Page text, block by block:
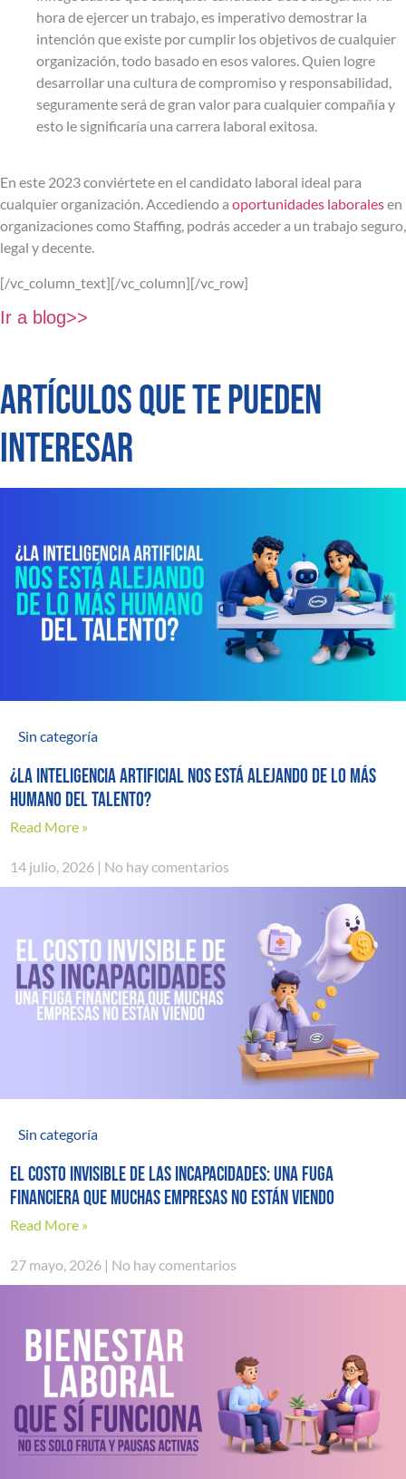
hora de ejercer un trabajo, es imperativo demostrar la
intención que existe por cumplir los objetivos de cualquier
organización, todo basado en esos valores. Quien logre
desarrollar una cultura de compromiso y responsabilidad,
seguramente será de gran valor para cualquier compañía y
esto le significaría una carrera laboral exitosa.
En este 2023 conviértete en el candidato laboral ideal para
cualquier organización. Accediendo a oportunidades laboralesen
organizaciones como Staffing, podrás acceder a un trabajo seguro,
legal y decente.
[/vc_column_text][/vc_column][/vc_row]
Ir a blog>>
ARTÍCULOS QUE TE PUEDEN
INTERESAR
Sin categoría
¿La inteligencia artificial nos está alejando de lo más
humano del talento?
Read More »
14 julio, 2026 No hay comentarios
Sin categoría
El costo invisible de las incapacidades: una fuga
financiera que muchas empresas no están viendo
Read More »
27 mayo, 2026 No hay comentarios